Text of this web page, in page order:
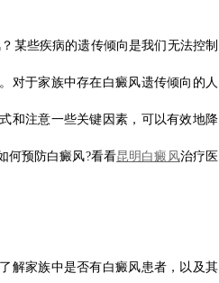
某些疾病的遗传倾向是我们无法控制
对于家族中存在白癜风遗传倾向的人
和注意一些关键因素，可以有效地降
何预防白癜风?看看昆明白癜风治疗医
解家族中是否有白癜风患者，以及其